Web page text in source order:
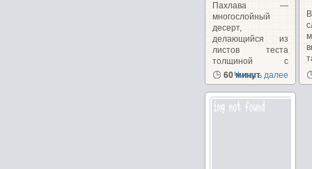
Пахлава —
многослойный
десерт,
делающийся из
листов теста
толщиной с
бумагу,...
60 минут
Читать далее